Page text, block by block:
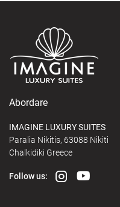
Abordare
IMAGINE LUXURY SUITES
Paralia Nikitis, 63088 Nikiti
Chalkidiki Greece
Follow us: